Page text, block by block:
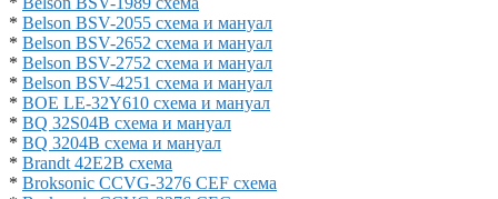
* Belson BSV-2055 схема и мануал
* Belson BSV-2652 схема и мануал
* Belson BSV-2752 схема и мануал
* Belson BSV-4251 схема и мануал
* BOE LE-32Y610 схема и мануал
* BQ 32S04B схема и мануал
* BQ 3204B схема и мануал
* Brandt 42E2B схема
* Broksonic CCVG-3276 CEF схема